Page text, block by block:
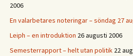
2006
En valarbetares noteringar – söndag 27
Leiph – en introduktion 26 augusti 2006
Semesterrapport – helt utan politik 22